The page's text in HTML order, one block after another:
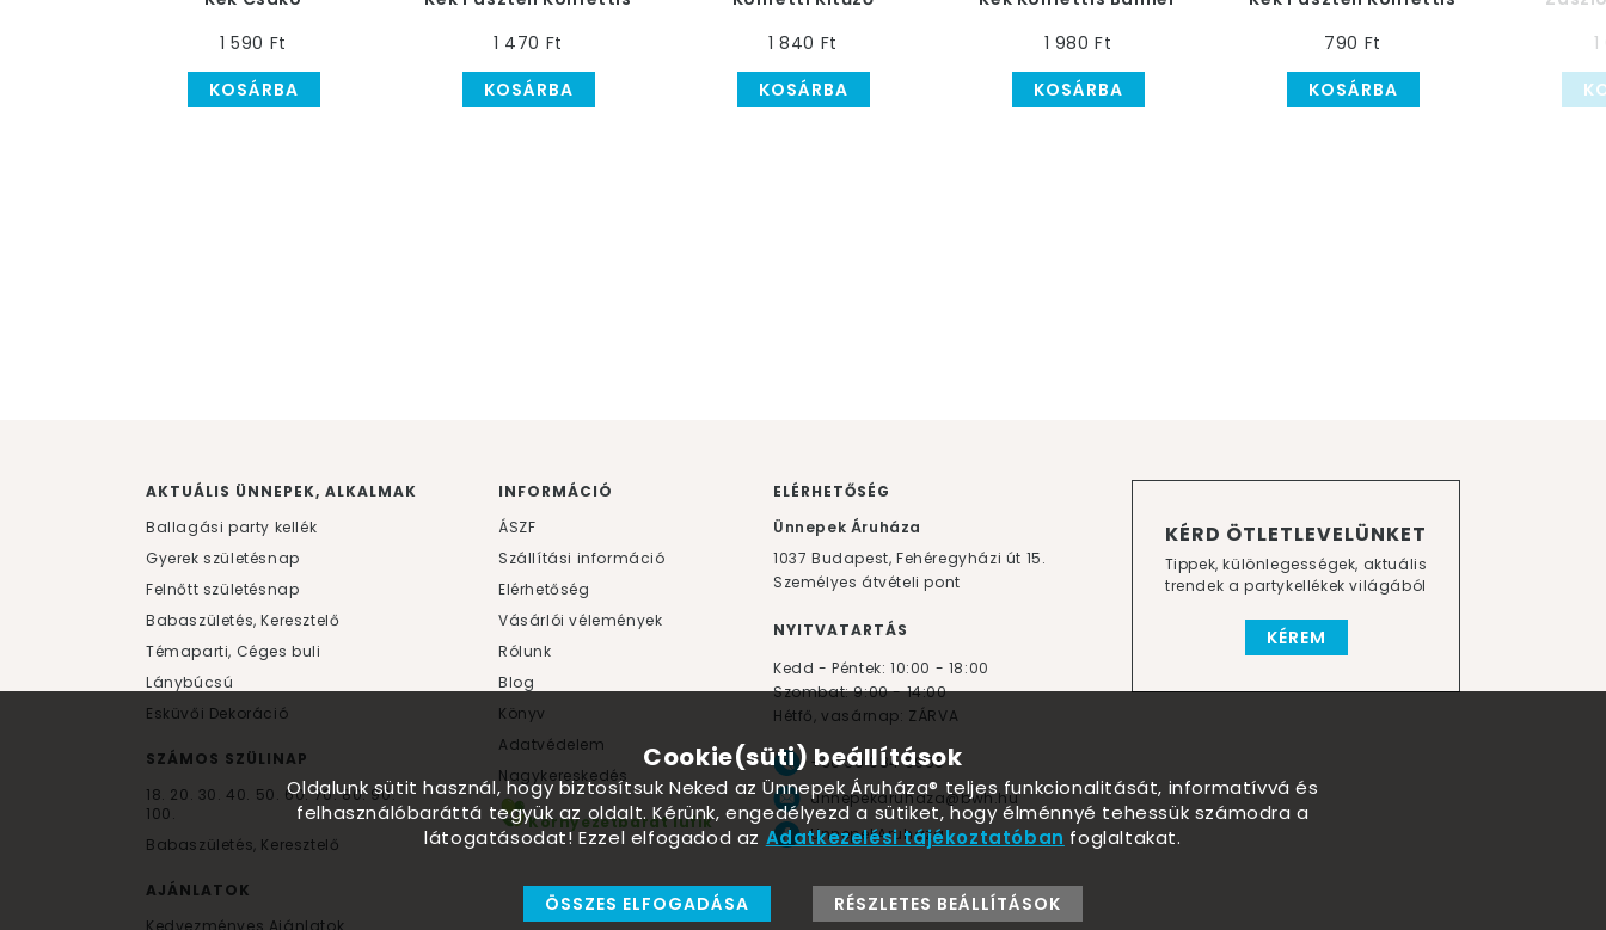
1 590 Ft
KOSÁRBA
1 470 Ft
KOSÁRBA
1 840 Ft
KOSÁRBA
1 980 Ft
KOSÁRBA
790 Ft
KOSÁRBA
KÉRD ÖTLETLEVELÜNKET
Tippek, különlegességek, aktuális
trendek a partykellékek világából
KÉREM
AKTUÁLIS ÜNNEPEK, ALKALMAK
Ballagási party kellék
Gyerek születésnap
Felnőtt születésnap
Babaszületés, Keresztelő
Témaparti, Céges buli
Lánybúcsú
Esküvői Dekoráció
SZÁMOS SZÜLINAP
18. 20. 30. 40. 50. 60.70.80.90.
100.
Babaszületés, Keresztelő
AJÁNLATOK
Kedvezményes Ajánlatok
INFORMÁCIÓ
ÁSZF
Szállítási információ
Elérhetőség
Vásárlói vélemények
Rólunk
Blog
Könyv
Adatvédelem
Nagykereskedés
Környezetbarát lufik
ELÉRHETŐSÉG
Ünnepek Áruháza
1037 Budapest, Fehéregyházi út 15.
Személyes átvételi pont
NYITVATARTÁS
Kedd - Péntek: 10:00 - 18:00
Szombat: 9:00 - 14:00
Hétfő, vasárnap: ZÁRVA
+36 30 984 6955
unnepekaruhaza@bwh.hu
UnnepekAruhaza
Cookie(süti) beállítások
Oldalunk sütit használ, hogy biztosítsuk Neked az Ünnepek Áruháza® teljes funkcionalitását, informatívvá és
felhasználóbaráttá tegyük az oldalt. Kérünk, engedélyezd a sütiket, hogy élménnyé tehessük számodra a
látogatásodat! Ezzel elfogadod az Adatkezelési tájékoztatóban foglaltakat.
ÖSSZES ELFOGADÁSA RÉSZLETES BEÁLLÍTÁSOK